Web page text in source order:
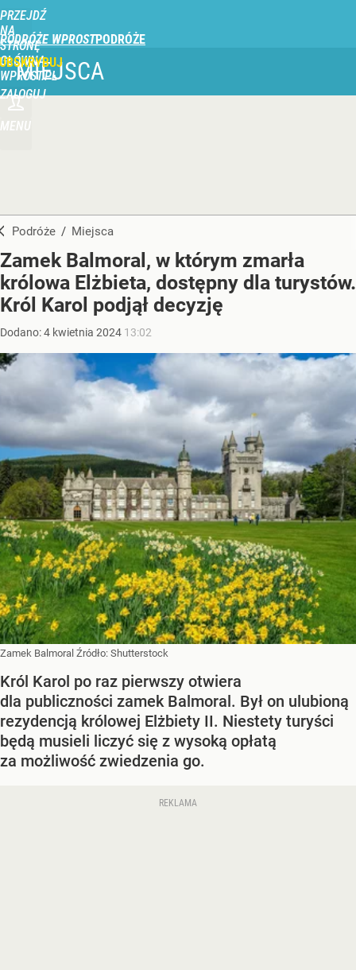
PRZEJDŹ
NA
STRONĘ
GŁÓWNĄ
WPROST.PL
PODRÓŻE WPROST
ZALOGUJ
MENU
MIEJSCA
Podróże / Miejsca
Zamek Balmoral, w którym zmarła
królowa Elżbieta, dostępny dla turystów.
Król Karol podjął decyzję
Dodano:4 kwietnia 2024 13:02
Zamek Balmoral Źródło: Shutterstock
Król Karol po raz pierwszy otwiera
dla publiczności zamek Balmoral. Był on ulubioną
rezydencją królowej Elżbiety II. Niestety turyści
będą musieli liczyć się z wysoką opłatą
za możliwość zwiedzenia go.